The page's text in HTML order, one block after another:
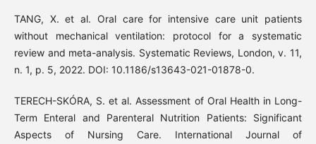
TANG, X. et al. Oral care for intensive care unit patients
without mechanical ventilation: protocol for a systematic
review and meta-analysis. Systematic Reviews, London, v. 11,
n. 1, p. 5, 2022. DOI: 10.1186/s13643-021-01878-0.
TERECH-SKÓRA, S. et al. Assessment of Oral Health in Long-
Term Enteral and Parenteral Nutrition Patients: Significant
Aspects of Nursing Care. International Journal of